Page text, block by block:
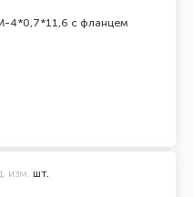
4*0,7*11,6 с фланцем
изм. шт.